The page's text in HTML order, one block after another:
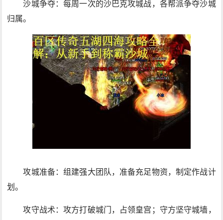
沙城争夺：每周一次的沙巴克攻城战，各帮派争夺沙城
归属。
攻城准备：组建强大团队，准备充足物资，制定作战计
划。
攻守战术：攻方打破城门，占领皇宫；守方坚守城墙，